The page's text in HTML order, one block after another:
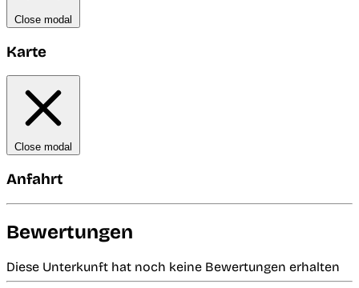
Close modal
Karte
Close modal
Anfahrt
Bewertungen
Diese Unterkunft hat noch keine Bewertungen erhalten